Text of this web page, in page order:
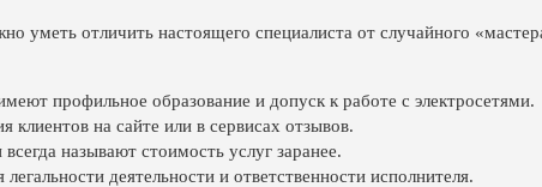
уметь отличить настоящего специалиста от случайного
профильное образование и допуск к работе с электросетями.
на сайте или в сервисах отзывов.
называют стоимость услуг заранее.
деятельности и ответственности исполнителя.